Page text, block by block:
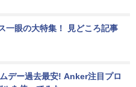
一眼の大特集！ 見どころ記事
デー過去最安! Anker注目プロ